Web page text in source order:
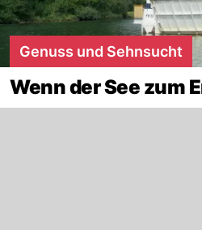
Genuss und Sehnsucht
Wenn der See zum